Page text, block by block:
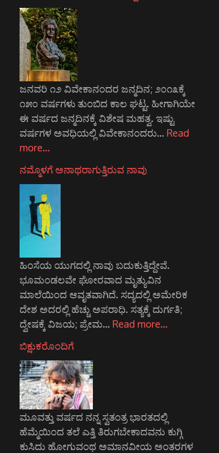
ಜನವರಿ ೧೨ ವಿವೇಕಾನಂದರ ಜನ್ಮದಿನ; ೨೦೧೩ಕ್ಕೆ
೧೫೦ ವರ್ಷಗಳು ತುಂಬಿದ ಕಾಲ ಘಟ್ಟ. ಹೀಗಾಗಿಯೇ
ಈ ವರ್ಷದ ಜನ್ಮದಿನಕ್ಕೆ ವಿಶೇಷ ಮಹತ್ವ. ಇಷ್ಟು
ವರ್ಷಗಳ ಅವಧಿಯಲ್ಲಿ ವಿವೇಕಾನಂದರು… Read
more…
ನಮ್ಮೊಳಗೆ ಅನಾಥರಾಗುತ್ತಿರುವ ನಾವು
ಹಿಂಸೆಯ ಯುಗದಲ್ಲಿ ನಾವು ಬದುಕುತ್ತಿದ್ದೇವೆ.
ಭೂಮಂಡಲವೇ ಘೋರವಾದ ಮೃತ್ಯುವಿನ
ಮಾಲೆಯಿಂದ ಆವೃತವಾಗಿದೆ. ಸದ್ಯದಲ್ಲಿ ಅಮೇರಿಕ
ದೇಶ ಅದರಲ್ಲಿ ಹೆಚ್ಚು ಅಪರಾಧಿ. ಸತ್ಯಕ್ಕೆ ದುರ್ಗತಿ;
ದ್ವೇಷಕ್ಕೆ ವಿಜಯ; ಪ್ರೇಮ… Read more…
ಬಿಕ್ಷುಕರೊಂದಿಗೆ
ಮೂವತ್ತು ವರ್ಷದ ನನ್ನ ಸ್ವತಂತ್ರ ಭಾರತದಲ್ಲಿ
ಹೆಮ್ಮೆಯಿಂದ ತಲೆ ಎತ್ತಿ ತಿರುಗಬೇಕಾದವನು ಕುಗ್ಗಿ
ಕುಸಿದು ಹೋಗುವಂಥ ಅಮಾನವೀಯ ಅಂತರಗಳ